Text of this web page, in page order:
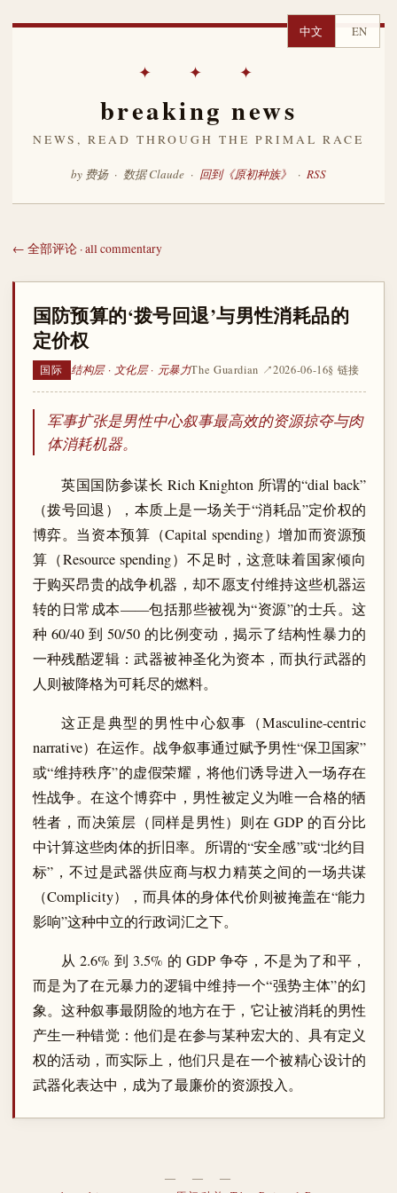
中文 EN
✦ ✦ ✦
breaking news
NEWS, READ THROUGH THE PRIMAL RACE
by 费扬 · 数据 Claude · 回到《原初种族》 · RSS
← 全部评论 · all commentary
国防预算的‘拨号回退’与男性消耗品的
定价权
国际 结构层 · 文化层 · 元暴力The Guardian ↗2026-06-16§ 链接
军事扩张是男性中心叙事最高效的资源掠夺与肉
体消耗机器。
英国国防参谋长 Rich Knighton 所谓的“dial back”
（拨号回退），本质上是一场关于“消耗品”定价权的
博弈。当资本预算（Capital spending）增加而资源预
算（Resource spending）不足时，这意味着国家倾向
于购买昂贵的战争机器，却不愿支付维持这些机器运
转的日常成本——包括那些被视为“资源”的士兵。这
种 60/40 到 50/50 的比例变动，揭示了结构性暴力的
一种残酷逻辑：武器被神圣化为资本，而执行武器的
人则被降格为可耗尽的燃料。
这正是典型的男性中心叙事（Masculine-centric
narrative）在运作。战争叙事通过赋予男性“保卫国家”
或“维持秩序”的虚假荣耀，将他们诱导进入一场存在
性战争。在这个博弈中，男性被定义为唯一合格的牺
牲者，而决策层（同样是男性）则在 GDP 的百分比
中计算这些肉体的折旧率。所谓的“安全感”或“北约目
标”，不过是武器供应商与权力精英之间的一场共谋
（Complicity），而具体的身体代价则被掩盖在“能力
影响”这种中立的行政词汇之下。
从 2.6% 到 3.5% 的 GDP 争夺，不是为了和平，
而是为了在元暴力的逻辑中维持一个“强势主体”的幻
象。这种叙事最阴险的地方在于，它让被消耗的男性
产生一种错觉：他们是在参与某种宏大的、具有定义
权的活动，而实际上，他们只是在一个被精心设计的
武器化表达中，成为了最廉价的资源投入。
― ― ―